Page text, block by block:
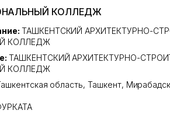
КОЛЛЕДЖ
ТАШКЕНТСКИЙ АРХИТЕКТУРНО-
КОЛЛЕДЖ
ТАШКЕНТСКИЙ АРХИТЕКТУРНО-
КОЛЛЕДЖ
область,Ташкент,